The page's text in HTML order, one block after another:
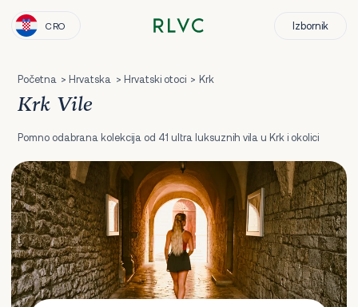
CRO Izbornik
Početna Hrvatska Hrvatski otoci Krk
Krk Vile
Pomno odabrana kolekcija od 41 ultra luksuznih vila u Krk i okolici